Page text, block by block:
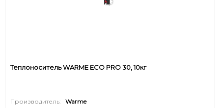
Теплоноситель WARME ECO PRO 30, 10кг
Производитель:
Warme